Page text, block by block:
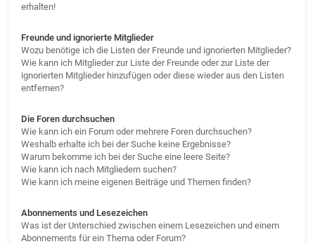
erhalten!
Freunde und ignorierte Mitglieder
Wozu benötige ich die Listen der Freunde und ignorierten Mitglieder?
Wie kann ich Mitglieder zur Liste der Freunde oder zur Liste der
ignorierten Mitglieder hinzufügen oder diese wieder aus den Listen
entfernen?
Die Foren durchsuchen
Wie kann ich ein Forum oder mehrere Foren durchsuchen?
Weshalb erhalte ich bei der Suche keine Ergebnisse?
Warum bekomme ich bei der Suche eine leere Seite?
Wie kann ich nach Mitgliedern suchen?
Wie kann ich meine eigenen Beiträge und Themen finden?
Abonnements und Lesezeichen
Was ist der Unterschied zwischen einem Lesezeichen und einem
Abonnements für ein Thema oder Forum?